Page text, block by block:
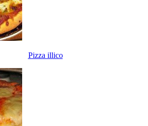
Pizza illico